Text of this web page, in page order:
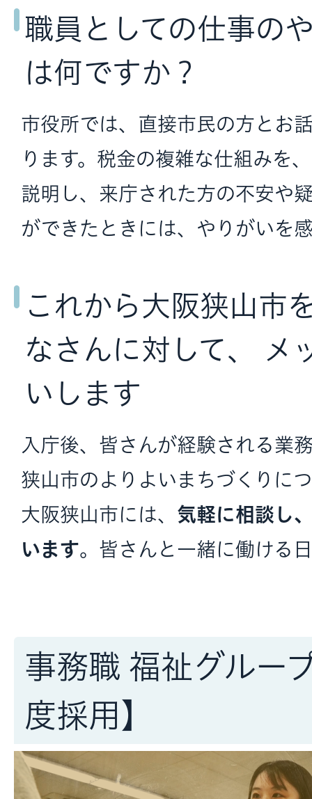
職員としての仕事の
は何ですか？
市役所では、直接市民の方とお
ります。税金の複雑な仕組みを
説明し、来庁された方の不安や
ができたときには、やりがいを
これから大阪狭山市
なさんに対して、 メ
いします
入庁後、皆さんが経験される業
狭山市のよりよいまちづくりに
大阪狭山市には、 気軽に相談し
います。皆さんと一緒に働ける
事務職 福祉グルー
度採用】